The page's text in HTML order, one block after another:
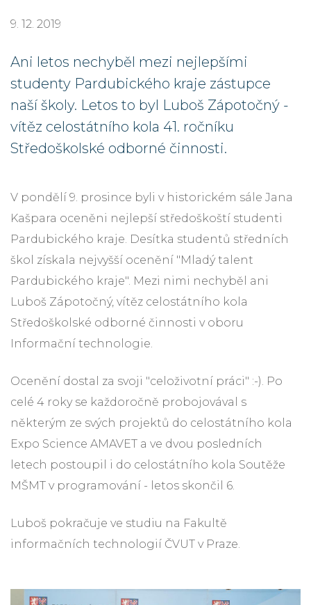
9. 12. 2019
Ani letos nechyběl mezi nejlepšími
studenty Pardubického kraje zástupce
naší školy. Letos to byl Luboš Zápotočný -
vítěz celostátního kola 41. ročníku
Středoškolské odborné činnosti.
V pondělí 9. prosince byli v historickém sále Jana
Kašpara oceněni nejlepší středoškoští studenti
Pardubického kraje. Desítka studentů středních
škol získala nejvyšší ocenění "Mladý talent
Pardubického kraje". Mezi nimi nechyběl ani
Luboš Zápotočný, vítěz celostátního kola
Středoškolské odborné činnosti v oboru
Informační technologie.
Ocenění dostal za svoji "celoživotní práci" :-). Po
celé 4 roky se každoročně probojovával s
některým ze svých projektů do celostátního kola
Expo Science AMAVET a ve dvou posledních
letech postoupil i do celostátního kola Soutěže
MŠMT v programování - letos skončil 6.
Luboš pokračuje ve studiu na Fakultě
informačních technologií ČVUT v Praze.